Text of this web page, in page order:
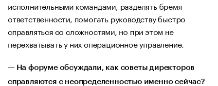
исполнительными командами, разделять бремя
ответственности, помогать руководству быстро
справляться со сложностями, но при этом не
перехватывать у них операционное управление.
— На форуме обсуждали, как советы директоров
справляются с неопределенностью именно сейчас?